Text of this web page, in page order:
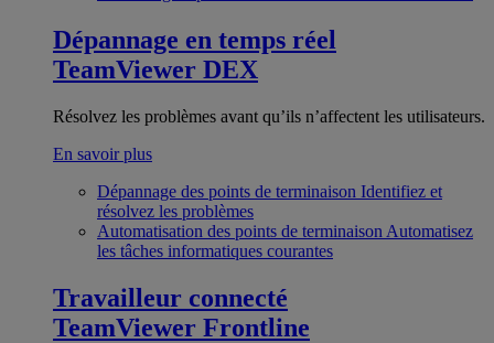
Dépannage en temps réel
TeamViewer DEX
Résolvez les problèmes avant qu’ils n’affectent les utilisateurs.
En savoir plus
Dépannage des points de terminaison Identifiez et
résolvez les problèmes
Automatisation des points de terminaison Automatisez
les tâches informatiques courantes
Travailleur connecté
TeamViewer Frontline